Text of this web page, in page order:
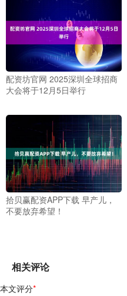
配资坊官网 2025深圳全球招商
大会将于12月5日举行
拾贝赢配资APP下载 早产儿，
不要放弃希望！
相关评论
本文评分*